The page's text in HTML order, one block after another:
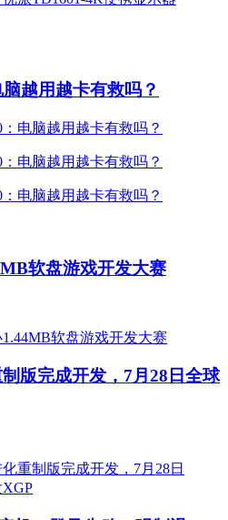
越用越卡有救吗？
软盘游戏开发大赛
版完成开发，7月28日全球